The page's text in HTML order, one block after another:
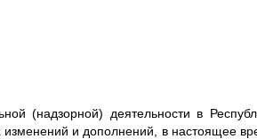
(надзорной) деятельности в
и дополнений, в настоящее